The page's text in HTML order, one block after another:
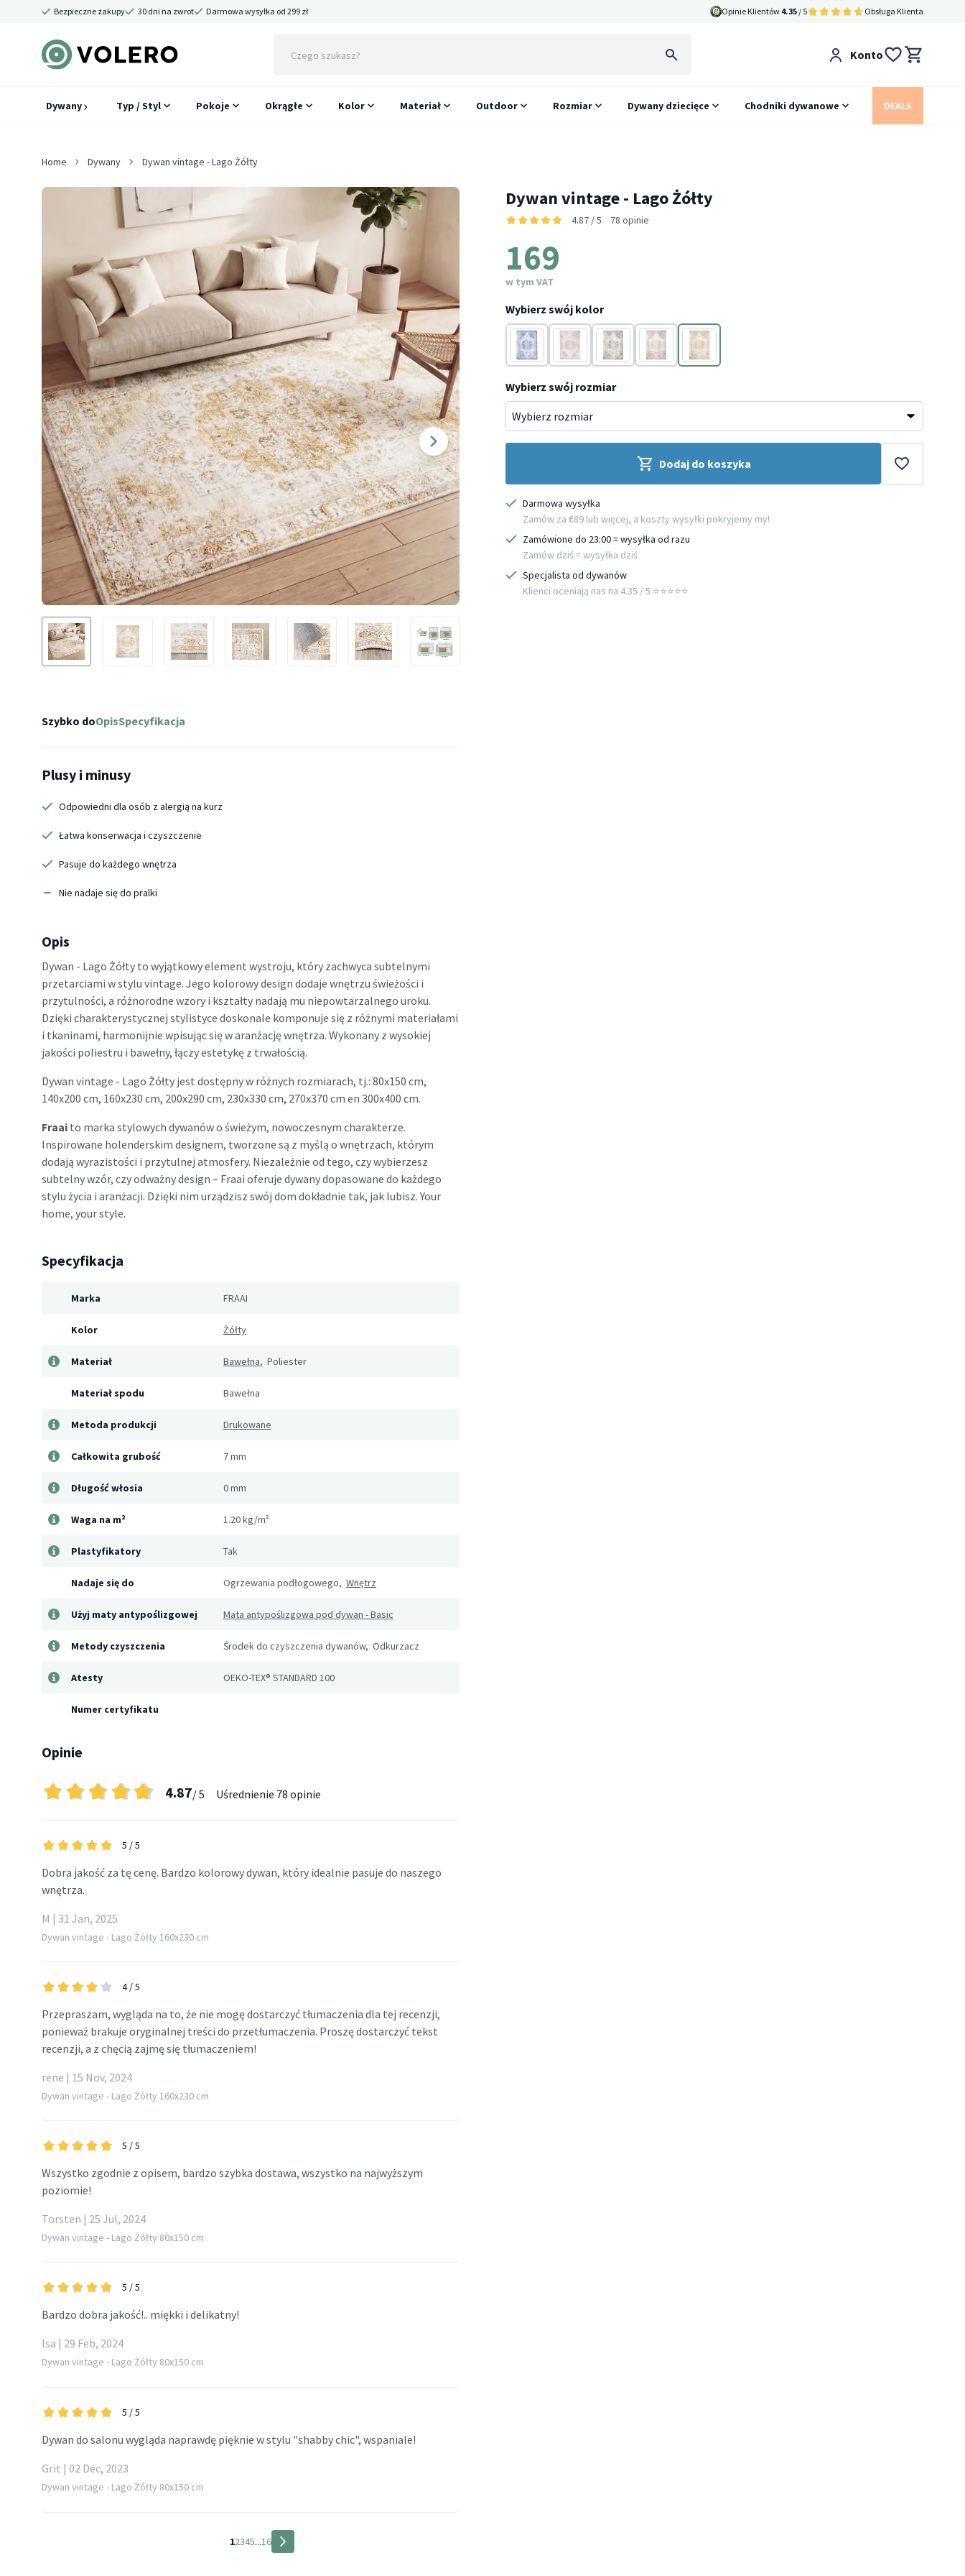
Bezpieczne zakupy 30 dni na zwrot Darmowa wysyłka od 299 zł Opinie Klientów 4.35 / 5 Obsługa Klienta
Konto
Dywany Typ / Styl Pokoje Okrągłe Kolor Materiał Outdoor Rozmiar Dywany dziecięce Chodniki dywanowe DEALS
Home Dywany Dywan vintage - Lago Żółty
Dywan vintage - Lago Żółty
4.87 / 5 78 opinie
169
w tym VAT
Wybierz swój kolor
NiebieskiRóżowy Szary Zielony Żółty
Wybierz swój rozmiar
Dodaj do koszyka
Darmowa wysyłka
Zamów za €89 lub więcej, a koszty wysyłki pokryjemy my!
Zamówione do 23:00 = wysyłka od razu
Zamów dziś = wysyłka dziś
Specjalista od dywanów
Klienci oceniają nas na 4.35 / 5 ⭐️⭐️⭐️⭐️⭐️
Szybko doOpisSpecyfikacja
Plusy i minusy
Odpowiedni dla osób z alergią na kurz
Łatwa konserwacja i czyszczenie
Pasuje do każdego wnętrza
Nie nadaje się do pralki
Opis
Dywan - Lago Żółty to wyjątkowy element wystroju, który zachwyca subtelnymi
przetarciami w stylu vintage. Jego kolorowy design dodaje wnętrzu świeżości i
przytulności, a różnorodne wzory i kształty nadają mu niepowtarzalnego uroku.
Dzięki charakterystycznej stylistyce doskonale komponuje się z różnymi materiałami
i tkaninami, harmonijnie wpisując się w aranżację wnętrza. Wykonany z wysokiej
jakości poliestru i bawełny, łączy estetykę z trwałością.
Dywan vintage - Lago Żółty jest dostępny w różnych rozmiarach, tj.: 80x150 cm,
140x200 cm, 160x230 cm, 200x290 cm, 230x330 cm, 270x370 cm en 300x400 cm.
Fraai to marka stylowych dywanów o świeżym, nowoczesnym charakterze.
Inspirowane holenderskim designem, tworzone są z myślą o wnętrzach, którym
dodają wyrazistości i przytulnej atmosfery. Niezależnie od tego, czy wybierzesz
subtelny wzór, czy odważny design – Fraai oferuje dywany dopasowane do każdego
stylu życia i aranżacji. Dzięki nim urządzisz swój dom dokładnie tak, jak lubisz. Your
home, your style.
Specyfikacja
Marka FRAAI
Kolor Żółty
Materiał Bawełna, Poliester
Materiał spodu Bawełna
Metoda produkcji Drukowane
Całkowita grubość 7 mm
Długość włosia 0 mm
Waga na m² 1.20 kg/m²
Plastyfikatory Tak
Nadaje się do Ogrzewania podłogowego, Wnętrz
Użyj maty antypoślizgowej Mata antypoślizgowa pod dywan - Basic
Metody czyszczenia Środek do czyszczenia dywanów, Odkurzacz
Atesty OEKO-TEX® STANDARD 100
Numer certyfikatu
Opinie
4.87/ 5 Uśrednienie 78 opinie
5 / 5
Dobra jakość za tę cenę. Bardzo kolorowy dywan, który idealnie pasuje do naszego
wnętrza.
M | 31 Jan, 2025
Dywan vintage - Lago Żółty 160x230 cm
4 / 5
Przepraszam, wygląda na to, że nie mogę dostarczyć tłumaczenia dla tej recenzji,
ponieważ brakuje oryginalnej treści do przetłumaczenia. Proszę dostarczyć tekst
recenzji, a z chęcią zajmę się tłumaczeniem!
rene | 15 Nov, 2024
Dywan vintage - Lago Żółty 160x230 cm
5 / 5
Wszystko zgodnie z opisem, bardzo szybka dostawa, wszystko na najwyższym
poziomie!
Torsten | 25 Jul, 2024
Dywan vintage - Lago Żółty 80x150 cm
5 / 5
Bardzo dobra jakość!.. miękki i delikatny!
Isa | 29 Feb, 2024
Dywan vintage - Lago Żółty 80x150 cm
5 / 5
Dywan do salonu wygląda naprawdę pięknie w stylu "shabby chic", wspaniale!
Grit | 02 Dec, 2023
Dywan vintage - Lago Żółty 80x150 cm
12345...16